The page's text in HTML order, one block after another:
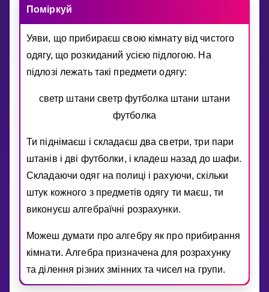
Помiркуй
Уяви, що прибираєш свою кiмнату вiд чистого
одягу, що розкиданий усiєю пiдлогою. На
пiдлозi лежать такi предмети одягу:
светр штани светр футболка штани штани
футболка
Ти пiднiмаєш i складаєш два светри, три пари
штанiв i двi футболки, i кладеш назад до шафи.
Складаючи одяг на полицi i рахуючи, скiльки
штук кожного з предметiв одягу ти маєш, ти
виконуєш алгебраїчнi розрахунки.
Можеш думати про алгебру як про прибирання
кiмнати. Алгебра призначена для розрахунку
та дiлення рiзних змiнних та чисел на групи.